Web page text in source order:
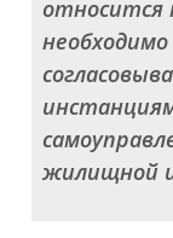
относится
жилищной